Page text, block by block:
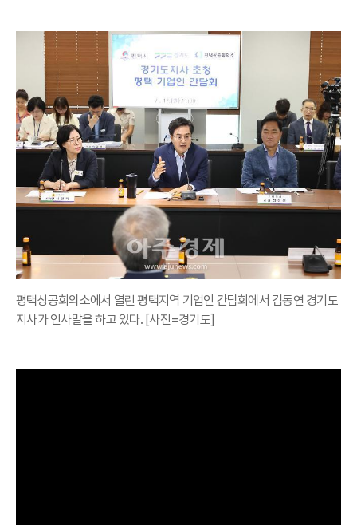
평택상공회의소에서 열린 평택지역 기업인 간담회에서 김동연 경기도
지사가 인사말을 하고 있다. [사진=경기도]